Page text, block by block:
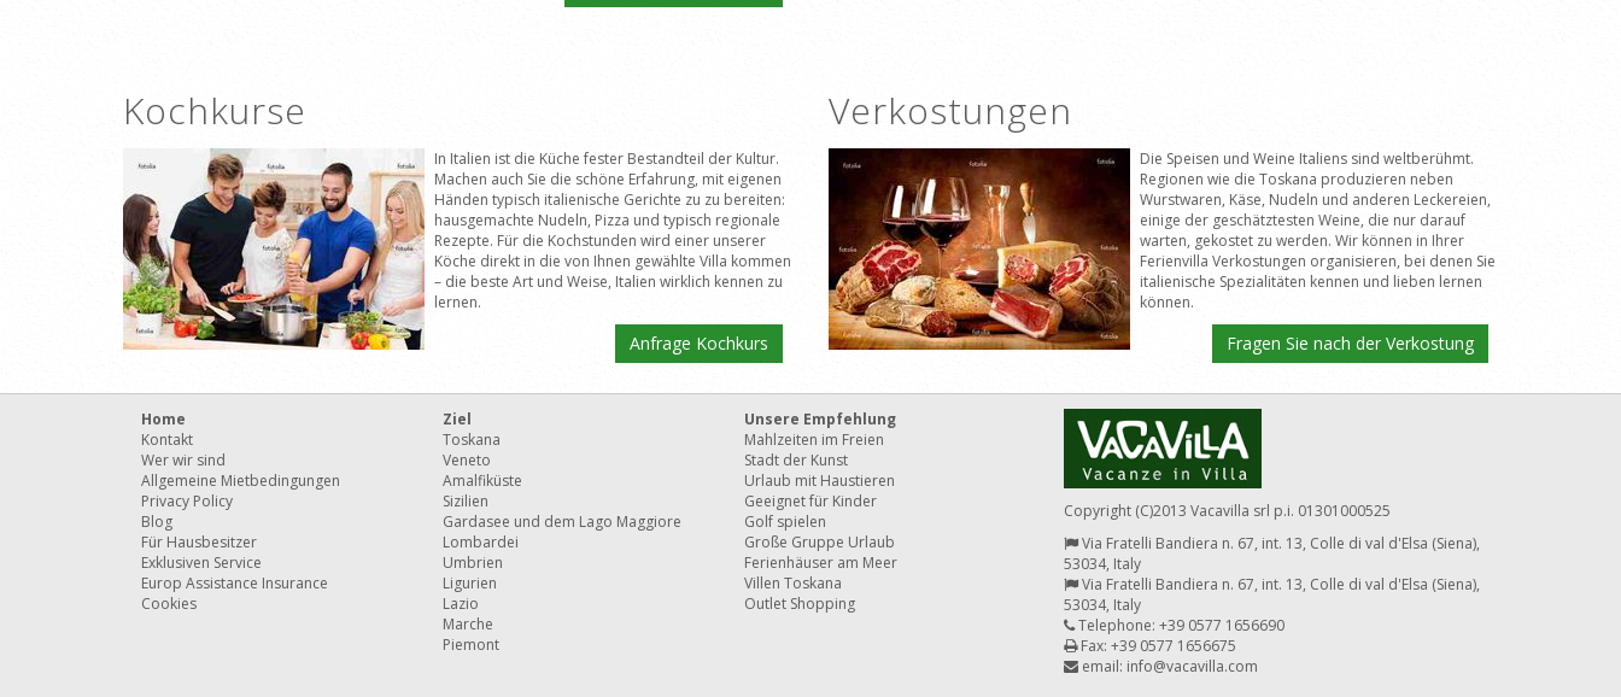
Kochkurse
In Italien ist die Küche fester Bestandteil der Kultur.
Machen auch Sie die schöne Erfahrung, mit eigenen
Händen typisch italienische Gerichte zu zu bereiten:
hausgemachte Nudeln, Pizza und typisch regionale
Rezepte. Für die Kochstunden wird einer unserer
Köche direkt in die von Ihnen gewählte Villa kommen
– die beste Art und Weise, Italien wirklich kennen zu
lernen.
Anfrage Kochkurs
Verkostungen
Die Speisen und Weine Italiens sind weltberühmt.
Regionen wie die Toskana produzieren neben
Wurstwaren, Käse, Nudeln und anderen Leckereien,
einige der geschätztesten Weine, die nur darauf
warten, gekostet zu werden. Wir können in Ihrer
Ferienvilla Verkostungen organisieren, bei denen Sie
italienische Spezialitäten kennen und lieben lernen
können.
Fragen Sie nach der Verkostung
Home
Kontakt
Wer wir sind
Allgemeine Mietbedingungen
Privacy Policy
Blog
Für Hausbesitzer
Exklusiven Service
Europ Assistance Insurance
Cookies
Ziel
Toskana
Veneto
Amalfiküste
Sizilien
Gardasee und dem Lago Maggiore
Lombardei
Umbrien
Ligurien
Lazio
Marche
Piemont
Unsere Empfehlung
Mahlzeiten im Freien
Stadt der Kunst
Urlaub mit Haustieren
Geeignet für Kinder
Golf spielen
Große Gruppe Urlaub
Ferienhäuser am Meer
Villen Toskana
Outlet Shopping
Copyright (C)2013 Vacavilla srl p.i. 01301000525
Via Fratelli Bandiera n. 67, int. 13, Colle di val d'Elsa (Siena),
53034, Italy
Via Fratelli Bandiera n. 67, int. 13, Colle di val d'Elsa (Siena),
53034, Italy
Telephone: +39 0577 1656690
Fax: +39 0577 1656675
email: info@vacavilla.com